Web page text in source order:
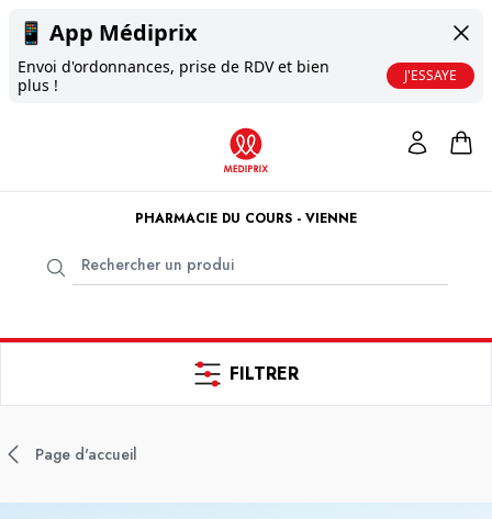
📱 App Médiprix
Envoi d'ordonnances, prise de RDV et bien
plus !
J'ESSAYE
PHARMACIE DU COURS - VIENNE
FILTRER
Page d'accueil